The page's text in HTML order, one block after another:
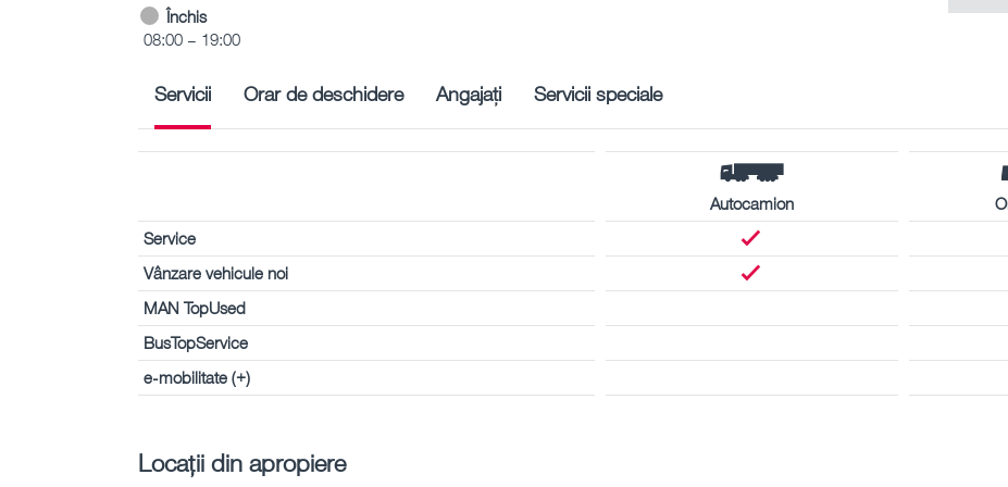
Închis
08:00 – 19:00
Servicii Orar de deschidere Angajați Servicii speciale
Autocamion
Service
Vânzare vehicule noi
MAN TopUsed
BusTopService
e-mobilitate (+)
Locații din apropiere